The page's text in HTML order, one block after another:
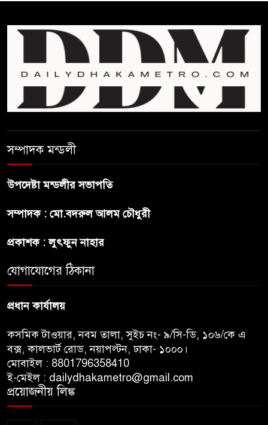
বেঁচে নিলো বিএনপি
“বাংলাদেশি পাসপোর্ট বলে ওরা
আমাদের হোটলে নেয়নি’
প্রধানমন্ত্রী
সম্পাদক মন্ডলী
উপদেষ্টা মন্ডলীর সভাপতি
সম্পাদক : মো.বদরুল আলম চৌধুরী
প্রকাশক : লুৎফুন নাহার
যোগাযোগের ঠিকানা
প্রধান কার্যালয়
কসমিক টাওয়ার, নবম তালা, সুইচ নং- ৯/সি-ডি, ১০৬/কে এ
বক্স, কালভার্ট রোড, নয়াপল্টন, ঢাকা- ১০০০।
মোবাইল : 8801796358410
ই-মেইল : dailydhakametro@gmail.com
প্রয়োজনীয় লিঙ্ক